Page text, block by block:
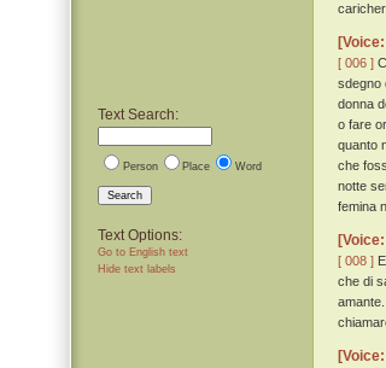
Text Search:
Person Place Word
Search
Text Options:
Go to English text
Hide text labels
[ 006 ]
sdegno
donna
o fare
quanto
che
notte
femina
[ 008 ]
che di